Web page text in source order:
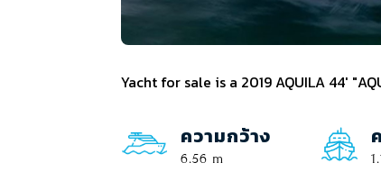
Yacht for sale is a 2019 AQUILA 44'
ความกว้าง
6.56 m